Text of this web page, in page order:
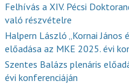
Felhívás a XIV. Pécsi
való részvételre
Halpern László „Kornai János
előadása az MKE 2025. évi
Szentes Balázs plenáris
évi konferenciáján